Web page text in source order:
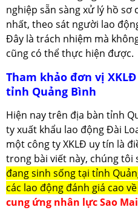
nghiệp sẵn sàng xử lý hồ sơ
nhất, theo sát người lao
Đây là trách nhiệm mà
cũng có thể thực hiện được.
Tham khảo đơn vị
tỉnh Quảng Bình
Hiện nay trên địa bàn tỉnh
ty xuất khẩu lao động Đài
một công ty XKLĐ uy tín là
trong bài viết này, chúng tôi
đang sinh sống tại tỉnh
các lao động đánh giá cao
cung ứng nhân lực Sao Mai